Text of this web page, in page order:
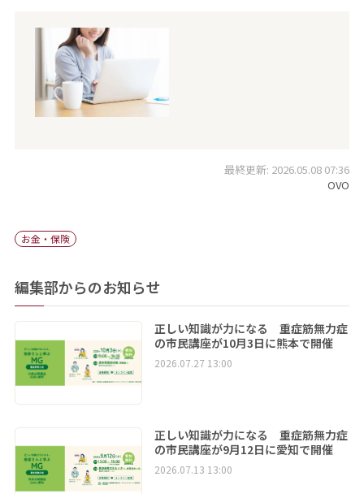
最終更新: 2026.05.08 07:36
OVO
お金・保険
編集部からのお知らせ
正しい知識が力になる 重症筋無力症
の市民講座が10月3日に熊本で開催
2026.07.27 13:00
正しい知識が力になる 重症筋無力症
の市民講座が9月12日に愛知で開催
2026.07.13 13:00